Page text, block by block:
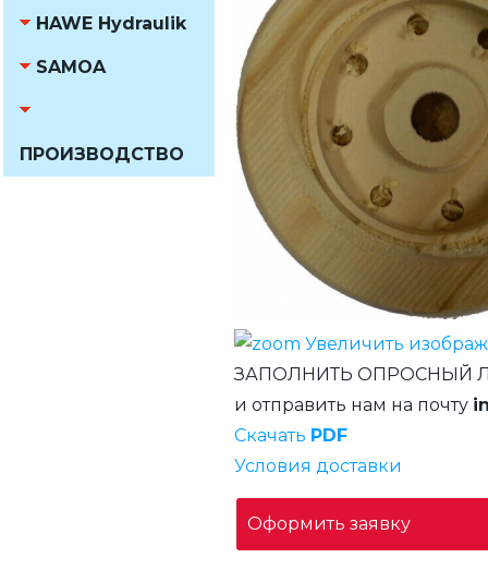
HAWE Hydraulik
SAMOA
ПРОИЗВОДСТВО
Увеличить
ЗАПОЛНИТЬ ОПРОСНЫЙ
и отправить нам на почту
Скачать PDF
Условия доставки
Оформить заявку